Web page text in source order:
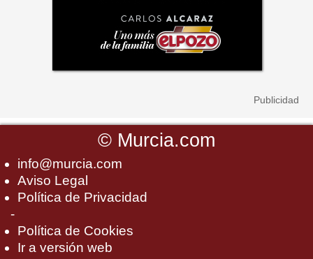
© Murcia.com
info@murcia.com
Aviso Legal
Política de Privacidad
-
Política de Cookies
Ir a versión web